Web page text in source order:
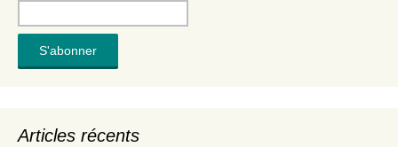
Articles récents